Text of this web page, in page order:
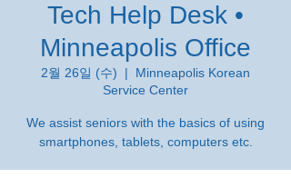
Tech Help Desk •
Minneapolis Office
2월 26일 (수)
  |
Minneapolis Korean
Service Center
We assist seniors with the basics of using
smartphones, tablets, computers etc.